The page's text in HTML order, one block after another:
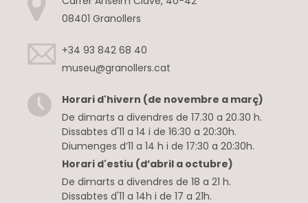
08401 Granollers
+34 93 842 68 40
museu@granollers.cat
Horari d'hivern (de novembre a març)
De dimarts a divendres de 17.30 a 20.30 h.
Dissabtes d'11 a 14 i de 16:30 a 20:30h.
Diumenges d’11 a 14 h i de 17:30 a 20:30h.
Horari d'estiu (d’abril a octubre)
De dimarts a divendres de 18 a 21 h.
Dissabtes d'11 a 14h i de 17 a 21h.